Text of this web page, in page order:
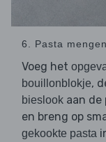
6. Pasta mengen
Voeg het
bouillonblokje,
bieslook aan de
en breng op
gekookte pasta